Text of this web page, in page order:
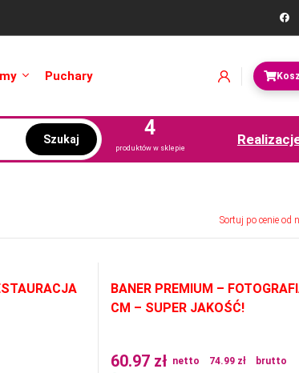
Puchary
Szukaj
produktów w sklepie
4
BANER PREMIUM –
CM – SUPER JAKOŚĆ!
60.97 zł netto 74.99 zł brutto